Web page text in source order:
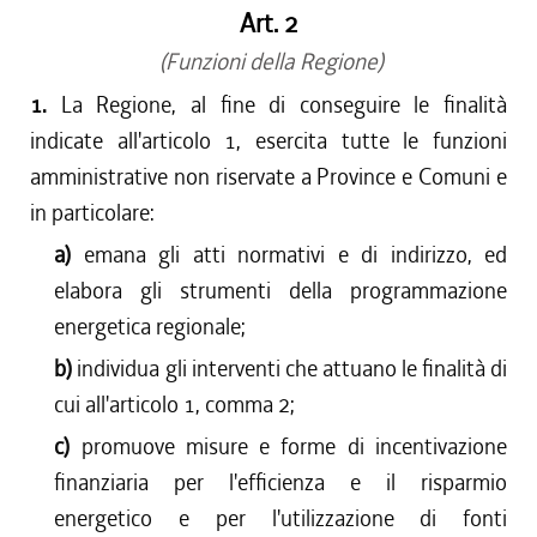
Art. 2
(Funzioni della Regione)
1. La Regione, al fine di conseguire le finalità
indicate all'articolo 1, esercita tutte le funzioni
amministrative non riservate a Province e Comuni e
in particolare:
a) emana gli atti normativi e di indirizzo, ed
elabora gli strumenti della programmazione
energetica regionale;
b) individua gli interventi che attuano le finalità di
cui all'articolo 1, comma 2;
c) promuove misure e forme di incentivazione
finanziaria per l'efficienza e il risparmio
energetico e per l'utilizzazione di fonti